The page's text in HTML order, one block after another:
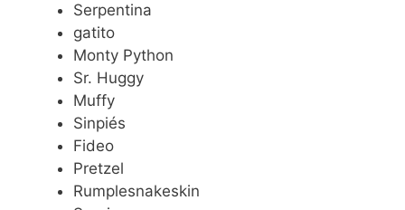
Serpentina
gatito
Monty Python
Sr. Huggy
Muffy
Sinpiés
Fideo
Pretzel
Rumplesnakeskin